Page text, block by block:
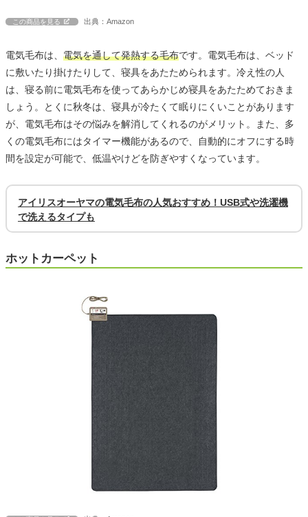
この商品を見る 出典：Amazon
電気毛布は、 電気を通して発熱する毛布です。電気毛布は、ベッド
に敷いたり掛けたりして、寝具をあたためられます。冷え性の人
は、寝る前に電気毛布を使ってあらかじめ寝具をあたためておきま
しょう。とくに秋冬は、寝具が冷たくて眠りにくいことがあります
が、電気毛布はその悩みを解消してくれるのがメリット。また、多
くの電気毛布にはタイマー機能があるので、自動的にオフにする時
間を設定が可能で、低温やけどを防ぎやすくなっています。
アイリスオーヤマの電気毛布の人気おすすめ！USB式や洗濯機
で洗えるタイプも
ホットカーペット